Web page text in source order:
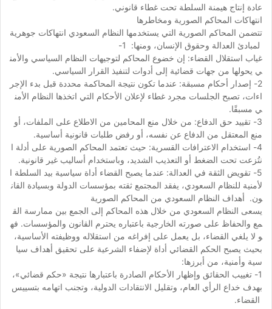
عادة إنتاج هيمنة السلطة تحت غطاء قانوني.
انتهاكات المحاكم الصورية ومخاطرها
تتضمن المحاكم الصورية التي يستخدمها النظام السعودي انتهاكات جوهرية
لمبادئ العدالة وحقوق الإنسان، ومنها: 1-
غياب استقلال القضاء: إن خضوع المحاكم لتوجيهات النظام السياسي والأمن
ي يحولها من جهات قضائية إلى أدوات لتنفيذ القرار السياسي.
2- إصدار أحكام مسبقة: عندما تكون نتيجة المحاكمة محددة قبل بدء الإجر
اءات، تصبح الجلسات مجرد غطاء لإعلان الأحكام التي اتخذها النظام الأمن
ي مسبقًا.
3- تقييد حق الدفاع: من خلال منع المحامين من الاطلاع على الملفات، أو
منع المعتقل من الدفاع عن نفسه، أو رفض طلبات قانونية أساسية.
4- استخدام الاعترافات القسرية: حيث تعتمد المحاكم الصورية على أدلة ا
نتُزعت تحت الضغط أو التعذيب الشديد، وباستخدام أساليب غير قانونية.
5- تقويض الثقة في العدالة: عندما يصبح القضاء أداة سياسية بيد السلطة ا
لأمنية للنظام السعودي، يفقد المجتمع ثقته بمؤسسات الدولة وبسيادة القان
ون. أهداف النظام السعودي من المحاكم الصورية
يسعى النظام السعودي من خلال هذه المحاكم إلى الجمع بين ممارسة الق
مع والحفاظ على صورته الخارجية باعتباره يحترم القانون والمؤسسات. فه
و لا يلغي القضاء، بل يعمل على إفراغه من استقلاله ووظيفته الأساسية،
بحيث يصبح الحكم القضائي أداة لإضفاء الشرعية على تحقيق أهداف سيا
سية وأمنية، من أبرزها:
1- تغييب الحقائق وإظهار الأحكام الصادرة باعتبارها نتيجة «حكم قضائي»،
بهدف خداع الرأي العام، وتقليل الانتقادات الدولية، وتجنب اتهامه بتسييس
القضاء.